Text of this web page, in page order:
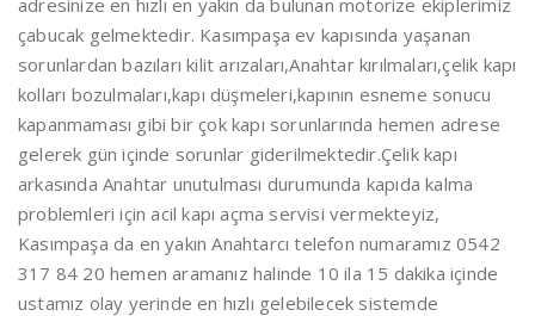
adresinize en hızlı en yakın da bulunan motorize ekiplerimiz
çabucak gelmektedir. Kasımpaşa ev kapısında yaşanan
sorunlardan bazıları kilit arızaları,Anahtar kırılmaları,çelik kapı
kolları bozulmaları,kapı düşmeleri,kapının esneme sonucu
kapanmaması gibi bir çok kapı sorunlarında hemen adrese
gelerek gün içinde sorunlar giderilmektedir.Çelik kapı
arkasında Anahtar unutulması durumunda kapıda kalma
problemleri için acil kapı açma servisi vermekteyiz,
Kasımpaşa da en yakın Anahtarcı telefon numaramız 0542
317 84 20 hemen aramanız halinde 10 ila 15 dakika içinde
ustamız olay yerinde en hızlı gelebilecek sistemde